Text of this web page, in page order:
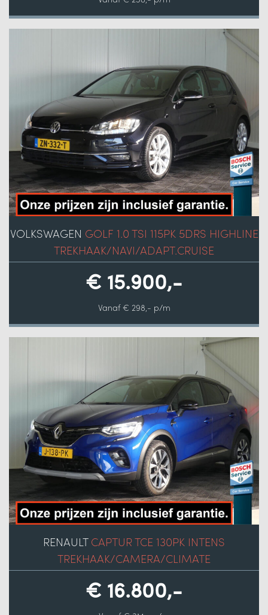
VOLKSWAGEN GOLF 1.0 TSI 115PK 5DRS HIGHLINE
TREKHAAK/NAVI/ADAPT.CRUISE
€ 15.900,-
Vanaf € 298,- p/m
RENAULTCAPTUR TCE 130PK INTENS
TREKHAAK/CAMERA/CLIMATE
€ 16.800,-